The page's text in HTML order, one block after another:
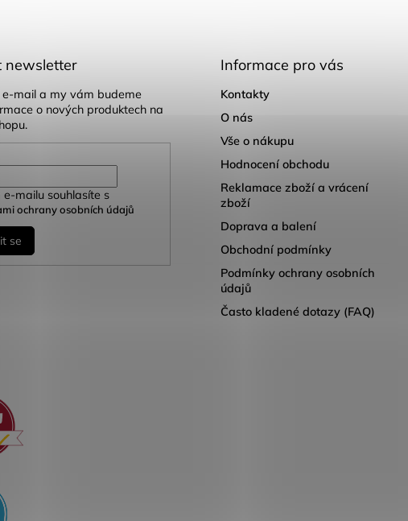
newsletter
e-mail a my vám budeme
o nových produktech na
e-mailu souhlasíte s
ochrany osobních údajů
se
Informace pro vás
Kontakty
O nás
Vše o nákupu
Hodnocení obchodu
Reklamace zboží a vrácení
zboží
Doprava a balení
Obchodní podmínky
Podmínky ochrany osobních
údajů
Často kladené dotazy (FAQ)